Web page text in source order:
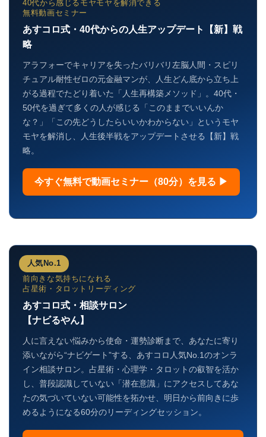
40代から感じるモヤモヤを解消できる
無料動画セミナー
あすコロ式・40代からの人生アップデート【新】戦
略
アラフォーでキャリアを失ったバリバリ左脳人間・スピリ
チュアル耐性ゼロの元金融マンが、人生どん底から立ち上
がる過程でたどり着いた「人生再構築メソッド」。40代・
50代を過ぎて多くの人が感じる「このままでいいんか
な？」「この先どうしたらいいかわからない」というモヤ
モヤを解消し、人生後半戦をアップデートさせる【新】戦
略。
今すぐ無料で動画セミナー（80分）を見る ▶
人気No.1
前向きな気持ちになれる
占星術・タロットリーディング
あすコロ式・相談サロン
【ナビるやん】
人に言えない悩みから使命・運勢診断まで、あなたに寄り
添いながら“ナビゲート”する、あすコロ人気No.1のオンラ
イン相談サロン。占星術・心理学・タロットの叡智を活か
し、普段認識していない「潜在意識」にアクセスしてあな
たの気づいていない可能性を拓かせ、明日から前向きに歩
めるようになる60分のリーディングセッション。